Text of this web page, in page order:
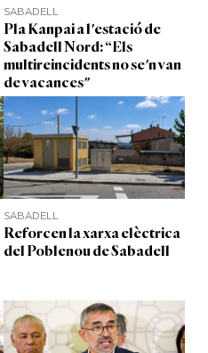
SABADELL
Pla Kanpai a l'estació de
Sabadell Nord: “Els
multireincidents no se'n van
de vacances"
SABADELL
Reforcen la xarxa elèctrica
del Poblenou de Sabadell